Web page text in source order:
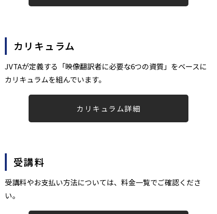
カリキュラム
JVTAが定義する「映像翻訳者に必要な6つの資質」をベースに
カリキュラム​を組んでいます。
カリキュラム詳細​​
受講料
受講料やお支払い方法については、料金一覧でご確認くださ
い。​